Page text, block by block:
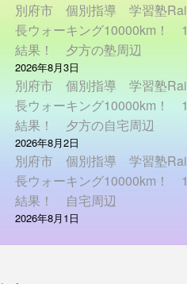
別府市 個別指導 学習塾
長ウォーキング10000km！
結果！ 夕方の塾周辺
2026年8月3日
別府市 個別指導 学習塾
長ウォーキング10000km！
結果！ 夕方の自宅周辺
2026年8月2日
別府市 個別指導 学習塾
長ウォーキング10000km！
結果！ 自宅周辺
2026年8月1日